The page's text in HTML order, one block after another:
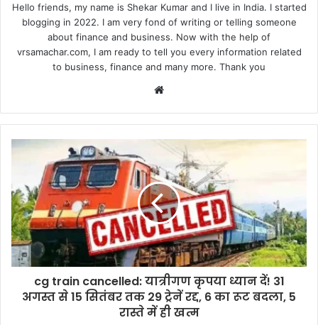
Hello friends, my name is Shekar Kumar and I live in India. I started
blogging in 2022. I am very fond of writing or telling someone
about finance and business. Now with the help of
vrsamachar.com, I am ready to tell you every information related
to business, finance and many more. Thank you
Website
cg train cancelled: यात्रीगण कृपया ध्यान दें! 31
अगस्त से 15 सितंबर तक 29 ट्रेनें रद्द, 6 का रूट बदला, 5
रास्ते में ही खत्म